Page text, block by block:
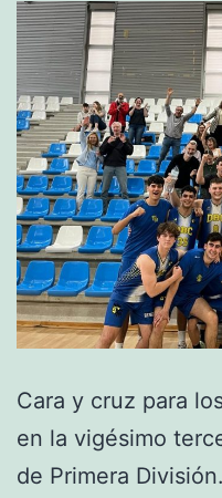
Cara y cruz para
en la vigésimo
de Primera